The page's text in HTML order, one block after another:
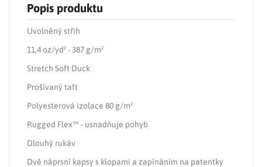
Popis produktu
Uvolněný střih
11,4 oz/yd² - 387 g/m²
Stretch Soft Duck
Prošívaný taft
Polyesterová izolace 80 g/m²
Rugged Flex™ - usnadňuje pohyb
Dlouhý rukáv
Dvě náprsní kapsy s klopami a zapínáním na patentky